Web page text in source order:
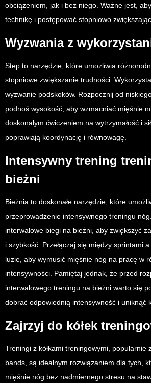
obciążeniem, jak i bez niego. Ważne jest,
technikę i postępować stopniowo
Wyzwania z
Step to narzędzie, które umożliwia
stopniowe zwiększanie trudności.
wyzwanie podskoków. Rozpocznij od
podnoś wysokość, aby wzmacniać mięśnie
doskonałym ćwiczeniem na wytrzymałość i
poprawiają koordynację i równowagę.
Intensywny trening
bieżni
Bieżnia to doskonałe narzędzie, które
przeprowadzenie intensywnego treningu
interwałowe biegi na bieżni, aby zwiększyć
i szybkość. Przełączaj się między sprintami
luzie, aby wymusić mięśnie nóg na pracę w
intensywności. Pamiętaj jednak, że przed
interwałowego treningu na bieżni warto się
dobrać odpowiednią intensywność i uniknąć
Zajrzyj do kółek
Treningi z kółkami treningowymi, popularnie
bands, są idealnym rozwiązaniem dla tych,
mięśnie nóg bez nadmiernego stresu na